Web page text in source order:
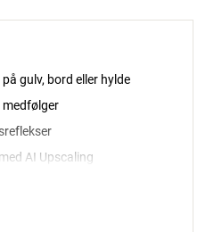
gulv, bord eller hylde
AI Upscaling